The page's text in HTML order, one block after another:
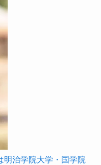
明治学院大学・国学院